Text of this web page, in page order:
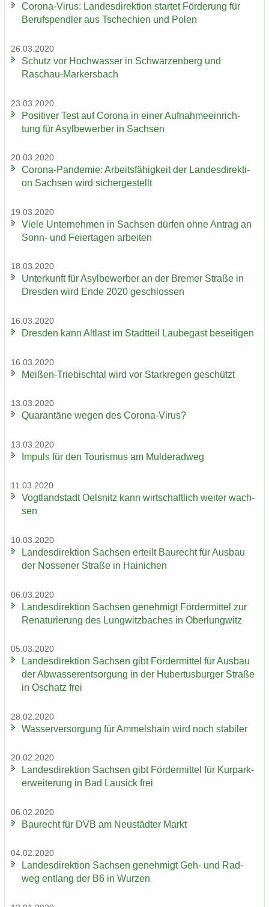
Corona-​Virus: Lan­des­di­rek­ti­on star­tet För­de­rung für
Be­rufs­pend­ler aus Tsche­chi­en und Polen
26.03.2020
Schutz vor Hoch­was­ser in Schwar­zen­berg und
Raschau-​Markersbach
23.03.2020
Po­si­ti­ver Test auf Co­ro­na in einer Auf­nah­me­ein­rich­
tung für Asyl­be­wer­ber in Sach­sen
20.03.2020
Corona-​Pandemie: Ar­beits­fä­hig­keit der Lan­des­di­rek­ti­
on Sach­sen wird si­cher­ge­stellt
19.03.2020
Viele Un­ter­neh­men in Sach­sen dür­fen ohne An­trag an
Sonn- und Fei­er­ta­gen ar­bei­ten
18.03.2020
Un­ter­kunft für Asyl­be­wer­ber an der Bre­mer Stra­ße in
Dres­den wird Ende 2020 ge­schlos­sen
16.03.2020
Dres­den kann Alt­last im Stadt­teil Lau­be­gast be­sei­ti­gen
16.03.2020
Meißen-​Triebischtal wird vor Stark­re­gen ge­schützt
13.03.2020
Qua­ran­tä­ne wegen des Corona-​Virus?
13.03.2020
Im­puls für den Tou­ris­mus am Mul­derad­weg
11.03.2020
Vogt­land­stadt Oels­nitz kann wirt­schaft­lich wei­ter wach­
sen
10.03.2020
Lan­des­di­rek­ti­on Sach­sen er­teilt Bau­recht für Aus­bau
der Nos­se­ner Stra­ße in Hai­ni­chen
06.03.2020
Lan­des­di­rek­ti­on Sach­sen ge­neh­migt För­der­mit­tel zur
Re­na­tu­rie­rung des Lung­witz­ba­ches in Ober­lung­witz
05.03.2020
Lan­des­di­rek­ti­on Sach­sen gibt För­der­mit­tel für Aus­bau
der Ab­was­ser­ent­sor­gung in der Hu­ber­tus­bur­ger Stra­ße
in Oschatz frei
28.02.2020
Was­ser­ver­sor­gung für Am­mels­hain wird noch sta­bi­ler
20.02.2020
Lan­des­di­rek­ti­on Sach­sen gibt För­der­mit­tel für Kur­park­
erwei­te­rung in Bad Lau­sick frei
06.02.2020
Bau­recht für DVB am Neu­städ­ter Markt
04.02.2020
Lan­des­di­rek­ti­on Sach­sen ge­neh­migt Geh- und Rad­
weg ent­lang der B6 in Wur­zen